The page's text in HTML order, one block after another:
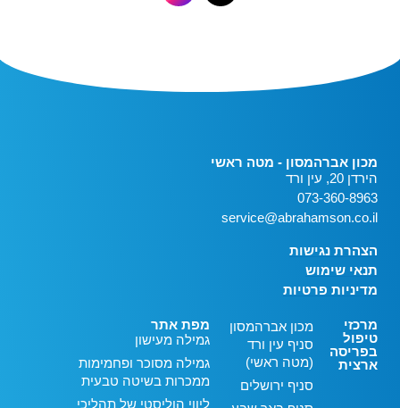
מכון אברהמסון - מטה ראשי
הירדן 20, עין ורד
073-360-8963
service@abrahamson.co.il
הצהרת נגישות
תנאי שימוש
מדיניות פרטיות
מרכזי
טיפול
בפריסה
ארצית
מכון אברהמסון
סניף עין ורד
(מטה ראשי)
סניף ירושלים
מפת אתר
גמילה מעישון
גמילה מסוכר ופחמימות
ממכרות בשיטה טבעית
ליווי הוליסטי של תהליכי